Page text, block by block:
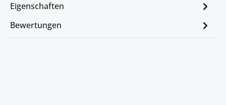
Eigenschaften
Bewertungen